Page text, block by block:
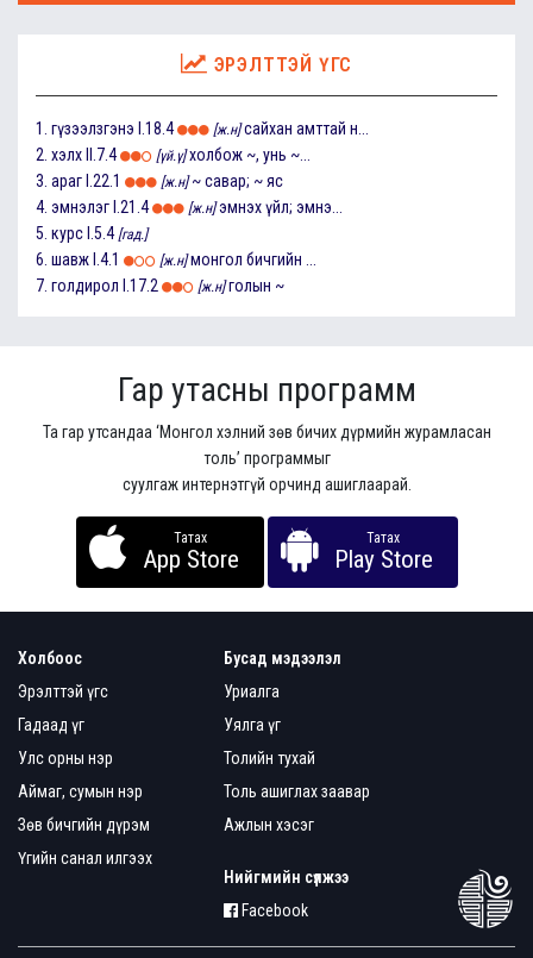
ЭРЭЛТТЭЙ ҮГС
1. гүзээлзгэнэ I.18.4 [ж.н] сайхан амттай н...
2. хэлх II.7.4 [үй.ү] холбож ~, унь ~...
3. араг I.22.1 [ж.н] ~ савар; ~ яс
4. эмнэлэг I.21.4 [ж.н] эмнэх үйл; эмнэ...
5. курс I.5.4 [гад.]
6. шавж I.4.1 [ж.н] монгол бичгийн ...
7. голдирол I.17.2 [ж.н] голын ~
Гар утасны программ
Та гар утсандаа ‘Монгол хэлний зөв бичих дүрмийн журамласан
толь’ программыг
суулгаж интернэтгүй орчинд ашиглаарай.
Татах
App Store
Татах
Play Store
Холбоос
Эрэлттэй үгс
Гадаад үг
Улс орны нэр
Аймаг, сумын нэр
Зөв бичгийн дүрэм
Үгийн санал илгээх
Бусад мэдээлэл
Уриалга
Уялга үг
Толийн тухай
Толь ашиглах заавар
Ажлын хэсэг
Нийгмийн сүлжээ
Facebook